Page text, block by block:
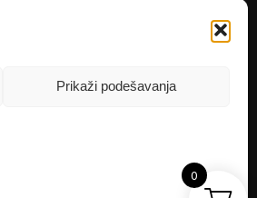
Prikaži podešavanja
0